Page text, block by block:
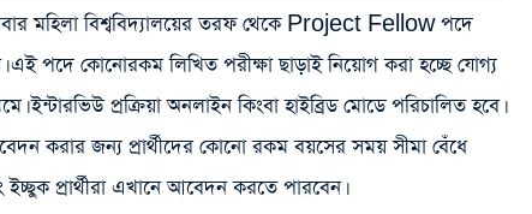
মহিলা বিশ্ববিদ্যালয়ের তরফ থেকে Project Fellow পদে
এই পদে কোনোরকম লিখিত পরীক্ষা ছাড়াই নিয়োগ করা হচ্ছে যোগ্য
ইন্টারভিউ প্রক্রিয়া অনলাইন কিংবা হাইব্রিড মোডে পরিচালিত হবে।
করার জন্য প্রার্থীদের কোনো রকম বয়সের সময় সীমা বেঁধে
প্রার্থীরা এখানে আবেদন করতে পারবেন।